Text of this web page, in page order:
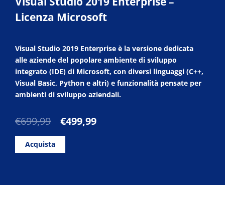
Licenza Microsoft
Visual Studio 2019 Enterprise è la versione dedicata
alle aziende del popolare ambiente di sviluppo
integrato (IDE) di Microsoft, con diversi linguaggi (C++,
Visual Basic, Python e altri) e funzionalità pensate per
ambienti di sviluppo aziendali.
€699,99
Il
era:
€499,99Il
Acquista